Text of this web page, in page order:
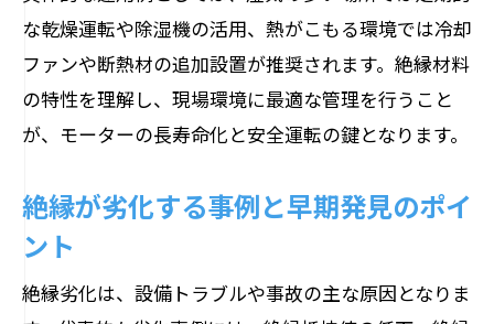
な乾燥運転や除湿機の活用、熱がこもる環境では冷却
ファンや断熱材の追加設置が推奨されます。絶縁材料
の特性を理解し、現場環境に最適な管理を行うこと
が、モーターの長寿命化と安全運転の鍵となります。
絶縁が劣化する事例と早期発見のポイ
ント
絶縁劣化は、設備トラブルや事故の主な原因となりま